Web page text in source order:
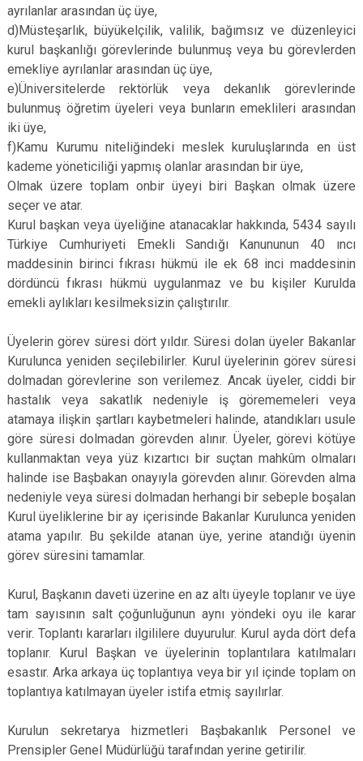
ayrılanlar arasından üç üye,
d)Müsteşarlık, büyükelçilik, valilik, bağımsız ve düzenleyici
kurul başkanlığı görevlerinde bulunmuş veya bu görevlerden
emekliye ayrılanlar arasından üç üye,
e)Üniversitelerde rektörlük veya dekanlık görevlerinde
bulunmuş öğretim üyeleri veya bunların emeklileri arasından
iki üye,
f)Kamu Kurumu niteliğindeki meslek kuruluşlarında en üst
kademe yöneticiliği yapmış olanlar arasından bir üye,
Olmak üzere toplam onbir üyeyi biri Başkan olmak üzere
seçer ve atar.
Kurul başkan veya üyeliğine atanacaklar hakkında, 5434 sayılı
Türkiye Cumhuriyeti Emekli Sandığı Kanununun 40 ıncı
maddesinin birinci fıkrası hükmü ile ek 68 inci maddesinin
dördüncü fıkrası hükmü uygulanmaz ve bu kişiler Kurulda
emekli aylıkları kesilmeksizin çalıştırılır.
Üyelerin görev süresi dört yıldır. Süresi dolan üyeler Bakanlar
Kurulunca yeniden seçilebilirler. Kurul üyelerinin görev süresi
dolmadan görevlerine son verilemez. Ancak üyeler, ciddi bir
hastalık veya sakatlık nedeniyle iş görememeleri veya
atamaya ilişkin şartları kaybetmeleri halinde, atandıkları usule
göre süresi dolmadan görevden alınır. Üyeler, görevi kötüye
kullanmaktan veya yüz kızartıcı bir suçtan mahkûm olmaları
halinde ise Başbakan onayıyla görevden alınır. Görevden alma
nedeniyle veya süresi dolmadan herhangi bir sebeple boşalan
Kurul üyeliklerine bir ay içerisinde Bakanlar Kurulunca yeniden
atama yapılır. Bu şekilde atanan üye, yerine atandığı üyenin
görev süresini tamamlar.
Kurul, Başkanın daveti üzerine en az altı üyeyle toplanır ve üye
tam sayısının salt çoğunluğunun aynı yöndeki oyu ile karar
verir. Toplantı kararları ilgililere duyurulur. Kurul ayda dört defa
toplanır. Kurul Başkan ve üyelerinin toplantılara katılmaları
esastır. Arka arkaya üç toplantıya veya bir yıl içinde toplam on
toplantıya katılmayan üyeler istifa etmiş sayılırlar.
Kurulun sekretarya hizmetleri Başbakanlık Personel ve
Prensipler Genel Müdürlüğü tarafından yerine getirilir.